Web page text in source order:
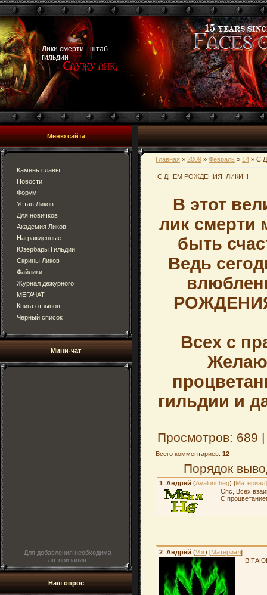
Лики смерти - штаб
гильдии
Меню сайта
Камень славы
Новости
Форум
Устав Ликов
Для новичков
Академия Ликов
Награжденные
Юзербары Гильдии
Скрины Ликов
Файлики
Журнал дежурного
МЕГАЧАТ
Книга отзывов
Черный список
Мини-чат
Для добавления необходима
авторизация
Наш опрос
Главная » 2009 » Февраль » 14 » С
С ДНЕМ РОЖДЕНИЯ, ЛИКИ!!!
В этот
лик смерти
быть
Ведь
Всех с
Желаю
гильдии и
Просмотров: 689
Всего комментариев: 12
Порядок
1 Андрей (Avaloncheg) [Материал]
Спс, Всех
С
2 Андрей (Vor) [Материал]